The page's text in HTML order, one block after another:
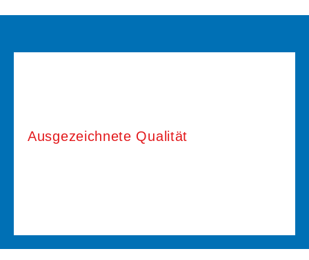
Ausgezeichnete Qualität